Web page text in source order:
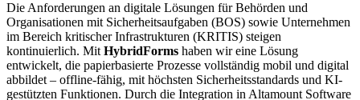
Die Anforderungen an digitale Lösungen für Behörden und
Organisationen mit Sicherheitsaufgaben (BOS) sowie Unternehmen
im Bereich kritischer Infrastrukturen (KRITIS) steigen
kontinuierlich. Mit HybridForms haben wir eine Lösung
entwickelt, die papierbasierte Prozesse vollständig mobil und digital
abbildet – offline-fähig, mit höchsten Sicherheitsstandards und KI-
gestützten Funktionen. Durch die Integration in Altamount Software